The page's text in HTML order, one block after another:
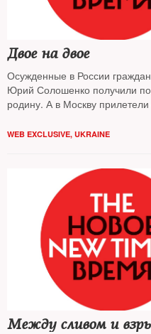
Двое на двое
Осужденные в России
Юрий Солошенко получили
родину. А в Москву
Глищинская
WEB EXCLUSIVE, UKRAINE
Между сливом и